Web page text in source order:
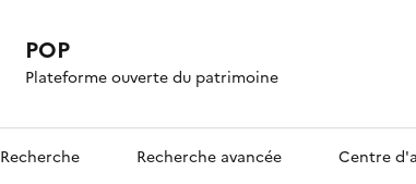
POP
Plateforme ouverte du patrimoine
Recherche Recherche avancée Centre